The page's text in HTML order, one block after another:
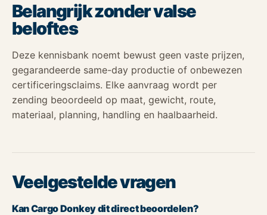
Belangrijk zonder valse
beloftes
Deze kennisbank noemt bewust geen vaste prijzen,
gegarandeerde same-day productie of onbewezen
certificeringsclaims. Elke aanvraag wordt per
zending beoordeeld op maat, gewicht, route,
materiaal, planning, handling en haalbaarheid.
Veelgestelde vragen
Kan Cargo Donkey dit direct beoordelen?